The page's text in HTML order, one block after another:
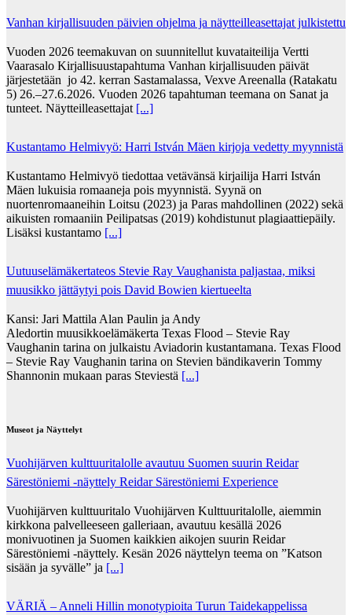
Vanhan kirjallisuuden päivien ohjelma ja näytteilleasettajat julkistettu
Vuoden 2026 teemakuvan on suunnitellut kuvataiteilija Vertti
Vaarasalo Kirjallisuustapahtuma Vanhan kirjallisuuden päivät
järjestetään jo 42. kerran Sastamalassa, Vexve Areenalla (Ratakatu
5) 26.–27.6.2026. Vuoden 2026 tapahtuman teemana on Sanat ja
tunteet. Näytteilleasettajat [...]
Kustantamo Helmivyö: Harri István Mäen kirjoja vedetty myynnistä
Kustantamo Helmivyö tiedottaa vetävänsä kirjailija Harri István
Mäen lukuisia romaaneja pois myynnistä. Syynä on
nuortenromaaneihin Loitsu (2023) ja Paras mahdollinen (2022) sekä
aikuisten romaaniin Peilipatsas (2019) kohdistunut plagiaattiepäily.
Lisäksi kustantamo [...]
Uutuuselämäkertateos Stevie Ray Vaughanista paljastaa, miksi
muusikko jättäytyi pois David Bowien kiertueelta
Kansi: Jari Mattila Alan Paulin ja Andy
Aledortin muusikkoelämäkerta Texas Flood – Stevie Ray
Vaughanin tarina on julkaistu Aviadorin kustantamana. Texas Flood
– Stevie Ray Vaughanin tarina on Stevien bändikaverin Tommy
Shannonin mukaan paras Steviestä [...]
Museot ja Näyttelyt
Vuohijärven kulttuuritalolle avautuu Suomen suurin Reidar
Särestöniemi -näyttely Reidar Särestöniemi Experience
Vuohijärven kulttuuritalo Vuohijärven Kulttuuritalolle, aiemmin
kirkkona palvelleeseen galleriaan, avautuu kesällä 2026
monivuotinen ja Suomen kaikkien aikojen suurin Reidar
Särestöniemi -näyttely. Kesän 2026 näyttelyn teema on ”Katson
sisään ja syvälle” ja [...]
VÄRIÄ – Anneli Hillin monotypioita Turun Taidekappelissa